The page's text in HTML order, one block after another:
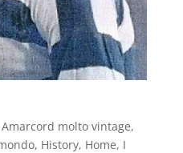
Amarcord molto vintage,
, History, Home, I